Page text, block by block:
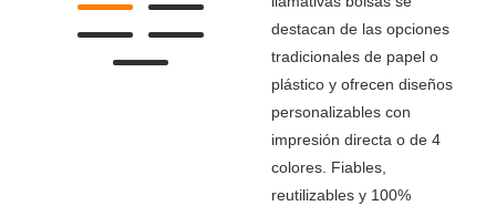
destacan de las opciones
tradicionales de papel o
plástico y ofrecen diseños
personalizables con
impresión directa o de 4
colores. Fiables,
reutilizables y 100%